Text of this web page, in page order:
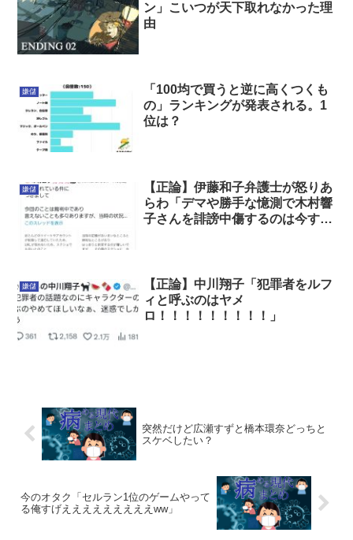
ン」こいつが天下取れなかった理
由
嫌儲
「100均で買うと逆に高くつくも
の」ランキングが発表される。1
位は？
嫌儲
【正論】伊藤和子弁護士が怒りあ
らわ「デマや勝手な憶測で木村響
子さんを誹謗中傷するのは今すぐ
嫌儲
【正論】中川翔子「犯罪者をルフ
ィと呼ぶのはヤメ
ロ！！！！！！！！！」
突然だけど広瀬すずと橋本環奈どっちと
スケベしたい？
今のオタク「セルラン1位のゲームやって
る俺すげえええええええええww」